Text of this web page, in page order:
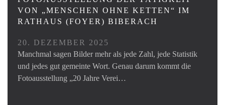
VON „MENSCHEN OHNE KETTEN“ IM
RATHAUS (FOYER) BIBERACH
20. DEZEMBER 2025
Manchmal sagen Bilder mehr als jede Zahl, jede Statistik
und jedes gut gemeinte Wort. Genau darum kommt die
Fotoausstellung „20 Jahre Verei…